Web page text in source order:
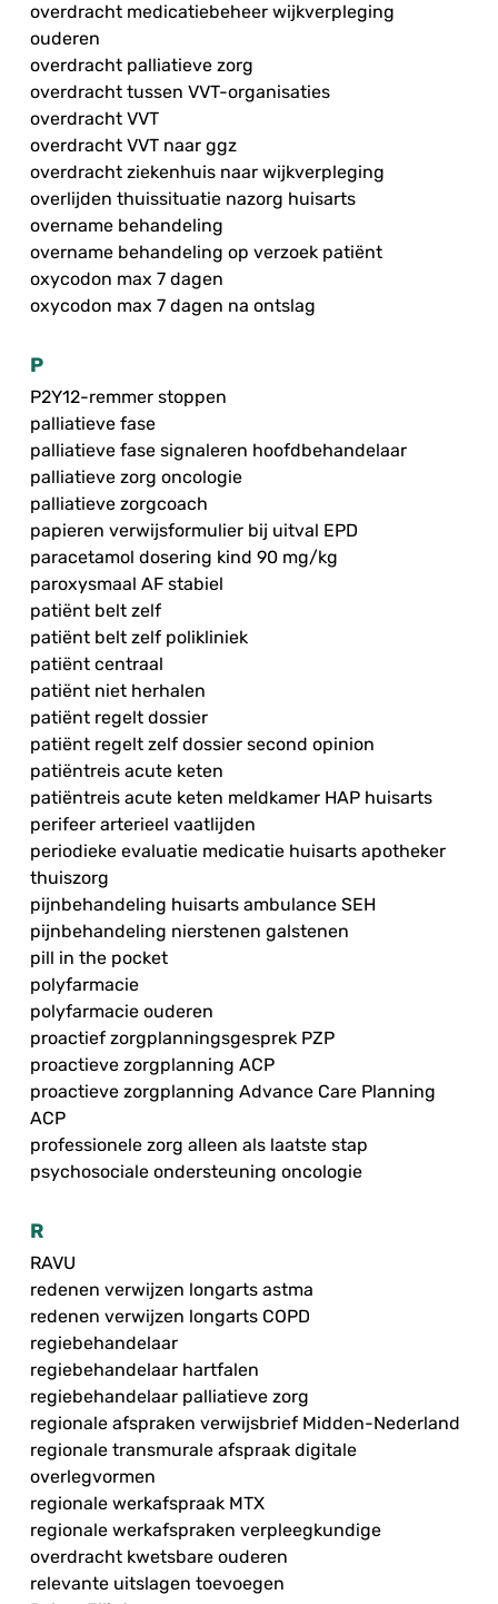
overdracht medicatiebeheer wijkverpleging
ouderen
overdracht palliatieve zorg
overdracht tussen VVT-organisaties
overdracht VVT
overdracht VVT naar ggz
overdracht ziekenhuis naar wijkverpleging
overlijden thuissituatie nazorg huisarts
overname behandeling
overname behandeling op verzoek patiënt
oxycodon max 7 dagen
oxycodon max 7 dagen na ontslag
P
P2Y12-remmer stoppen
palliatieve fase
palliatieve fase signaleren hoofdbehandelaar
palliatieve zorg oncologie
palliatieve zorgcoach
papieren verwijsformulier bij uitval EPD
paracetamol dosering kind 90 mg/kg
paroxysmaal AF stabiel
patiënt belt zelf
patiënt belt zelf polikliniek
patiënt centraal
patiënt niet herhalen
patiënt regelt dossier
patiënt regelt zelf dossier second opinion
patiëntreis acute keten
patiëntreis acute keten meldkamer HAP huisarts
perifeer arterieel vaatlijden
periodieke evaluatie medicatie huisarts apotheker
thuiszorg
pijnbehandeling huisarts ambulance SEH
pijnbehandeling nierstenen galstenen
pill in the pocket
polyfarmacie
polyfarmacie ouderen
proactief zorgplanningsgesprek PZP
proactieve zorgplanning ACP
proactieve zorgplanning Advance Care Planning
ACP
professionele zorg alleen als laatste stap
psychosociale ondersteuning oncologie
R
RAVU
redenen verwijzen longarts astma
redenen verwijzen longarts COPD
regiebehandelaar
regiebehandelaar hartfalen
regiebehandelaar palliatieve zorg
regionale afspraken verwijsbrief Midden-Nederland
regionale transmurale afspraak digitale
overlegvormen
regionale werkafspraak MTX
regionale werkafspraken verpleegkundige
overdracht kwetsbare ouderen
relevante uitslagen toevoegen